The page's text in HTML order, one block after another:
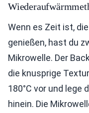
Wenn es Zeit ist,
genießen, hast du
Mikrowelle. Der
die knusprige
180°C vor und lege
hinein. Die